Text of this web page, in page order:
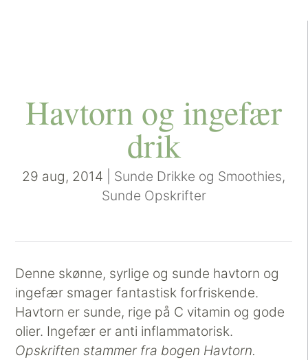
Havtorn og ingefær
drik
29 aug, 2014 Sunde Drikke og Smoothies,
Sunde Opskrifter
Denne skønne, syrlige og sunde havtorn og
ingefær smager fantastisk forfriskende.
Havtorn er sunde, rige på C vitamin og gode
olier. Ingefær er anti inflammatorisk.
Opskriften stammer fra bogen Havtorn.